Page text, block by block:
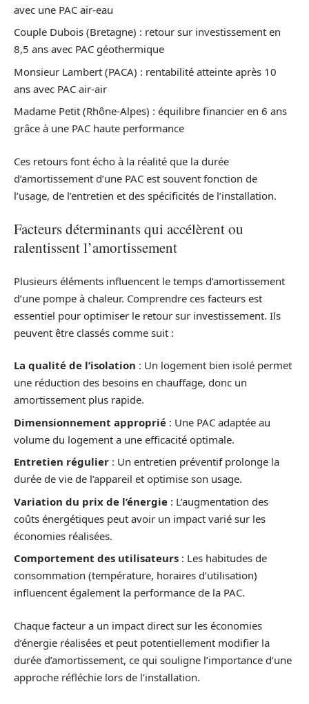
avec une PAC air-eau
Couple Dubois (Bretagne) : retour sur investissement en
8,5 ans avec PAC géothermique
Monsieur Lambert (PACA) : rentabilité atteinte après 10
ans avec PAC air-air
Madame Petit (Rhône-Alpes) : équilibre financier en 6 ans
grâce à une PAC haute performance
Ces retours font écho à la réalité que la durée
d’amortissement d’une PAC est souvent fonction de
l’usage, de l’entretien et des spécificités de l’installation.
Facteurs déterminants qui accélèrent ou
ralentissent l’amortissement
Plusieurs éléments influencent le temps d’amortissement
d’une pompe à chaleur. Comprendre ces facteurs est
essentiel pour optimiser le retour sur investissement. Ils
peuvent être classés comme suit :
La qualité de l’isolation : Un logement bien isolé permet
une réduction des besoins en chauffage, donc un
amortissement plus rapide.
Dimensionnement approprié : Une PAC adaptée au
volume du logement a une efficacité optimale.
Entretien régulier : Un entretien préventif prolonge la
durée de vie de l’appareil et optimise son usage.
Variation du prix de l’énergie : L’augmentation des
coûts énergétiques peut avoir un impact varié sur les
économies réalisées.
Comportement des utilisateurs : Les habitudes de
consommation (température, horaires d’utilisation)
influencent également la performance de la PAC.
Chaque facteur a un impact direct sur les économies
d’énergie réalisées et peut potentiellement modifier la
durée d’amortissement, ce qui souligne l’importance d’une
approche réfléchie lors de l’installation.